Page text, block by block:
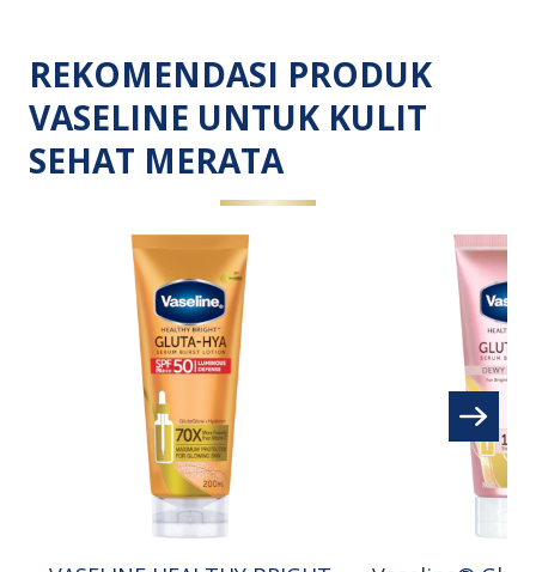
REKOMENDASI PRODUK
VASELINE UNTUK KULIT
SEHAT MERATA